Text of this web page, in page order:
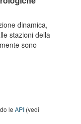
dinamica,
stazioni della
sono
le API (vedi